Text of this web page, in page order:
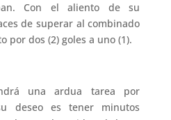
Con el aliento de su
de superar al combinado
por dos (2) goles a uno (1).
una ardua tarea por
deseo es tener minutos